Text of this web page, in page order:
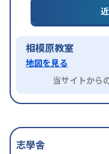
相模原教室
地図を見る
当サイトから
志學舎